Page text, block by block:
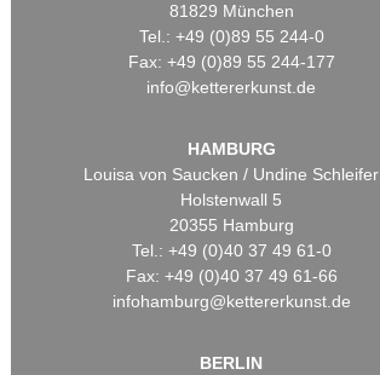
81829 München
Tel.: +49 (0)89 55 244-0
Fax: +49 (0)89 55 244-177
info@kettererkunst.de
HAMBURG
Louisa von Saucken / Undine Schleifer
Holstenwall 5
20355 Hamburg
Tel.: +49 (0)40 37 49 61-0
Fax: +49 (0)40 37 49 61-66
infohamburg@kettererkunst.de
BERLIN